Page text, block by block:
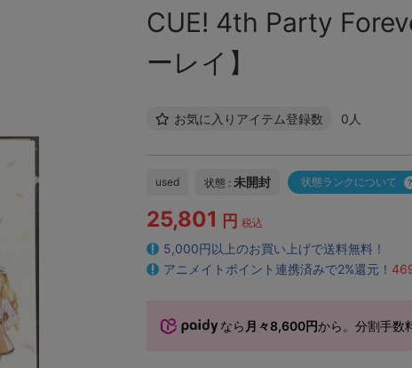
CUE! 4th Party
ーレイ】
お気に入りアイテム登録数 0人
used 状態 : 未開封 状態ランクについて
25,801 円 税込
5,000円以上のお買い上げで送料無料！
アニメイトポイント連携済みで2%還元！
なら 月々8,600円から。分割手数